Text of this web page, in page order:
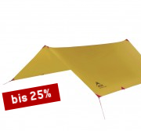
bis 25%